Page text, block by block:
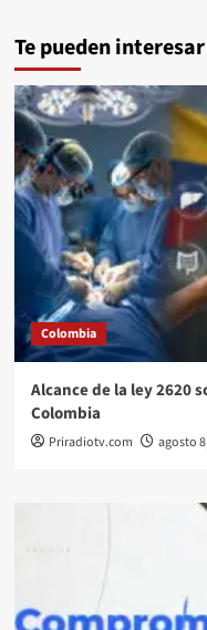
Te pueden interesar
Colombia
Alcance de la ley 2620
Colombia
Priradiotv.com agosto